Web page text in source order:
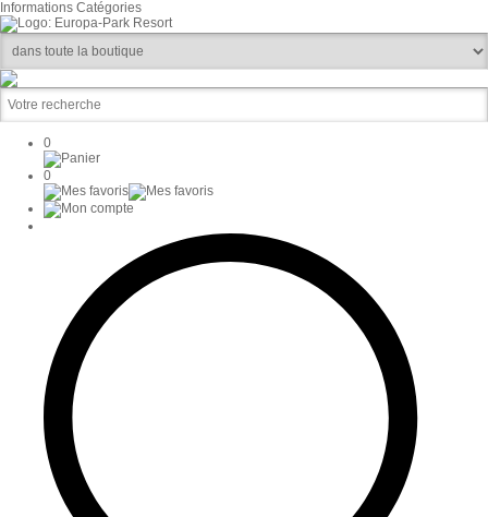
Informations Catégories
0
0